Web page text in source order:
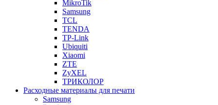
MikroTik
Samsung
TCL
TENDA
TP-Link
Ubiquiti
Xiaomi
ZTE
ZyXEL
ТРИКОЛОР
Расходные материалы для печати
Samsung